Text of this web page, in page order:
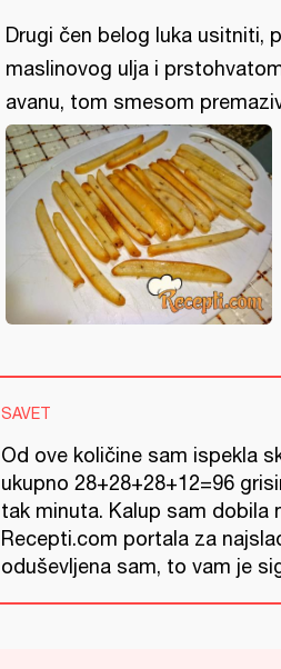
Drugi čen belog luka usitniti,
maslinovog ulja i
avanu, tom smesom
SAVET
Od ove količine sam ispekla
ukupno 28+28+28+12=96
tak minuta. Kalup sam dobila
Recepti.com portala za
oduševljena sam, to vam je